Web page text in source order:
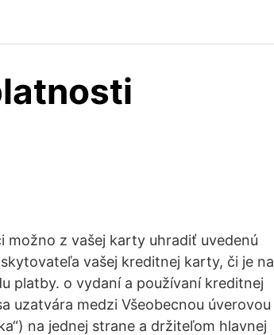
z vašej karty uhradiť uvedenú
vašej kreditnej karty, či je na
platby. o vydaní a používaní kreditnej
uzatvára medzi Všeobecnou úverovou
na jednej strane a držiteľom hlavnej